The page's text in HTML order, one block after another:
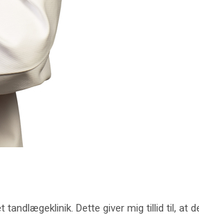
Dette giver mig tillid til,